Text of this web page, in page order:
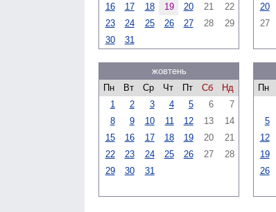
16
17 18 19 20 21
22
23
24 25 26 27 28
29
30
31
20
27
жовтень
Пн
Вт Ср Чт Пт Сб
Нд
1
2 3 4 5 6
7
8
9 10 11 12 13
14
15
16 17 18 19 20
21
22
23 24 25 26 27
28
29
30 31
Пн
5
12
19
26